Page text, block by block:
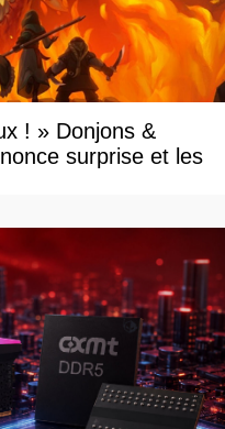
! » Donjons &
surprise et les